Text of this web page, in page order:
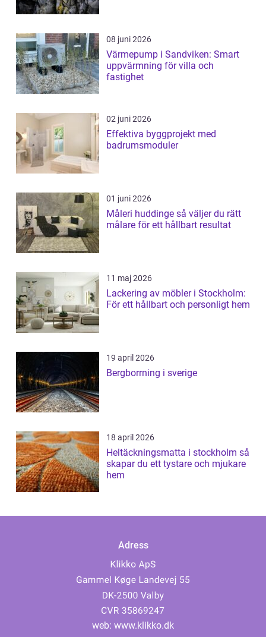
08 juni 2026
Värmepump i Sandviken: Smart
uppvärmning för villa och
fastighet
02 juni 2026
Effektiva byggprojekt med
badrumsmoduler
01 juni 2026
Måleri huddinge så väljer du rätt
målare för ett hållbart resultat
11 maj 2026
Lackering av möbler i Stockholm:
För ett hållbart och personligt hem
19 april 2026
Bergborrning i sverige
18 april 2026
Heltäckningsmatta i stockholm så
skapar du ett tystare och mjukare
hem
Adress
web: www.klikko.dk